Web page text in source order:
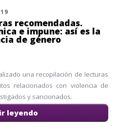
recomendadas.
e impune: así es la
de género
una recopilación de lecturas
relacionados con violencia de
y sancionados.
leyendo